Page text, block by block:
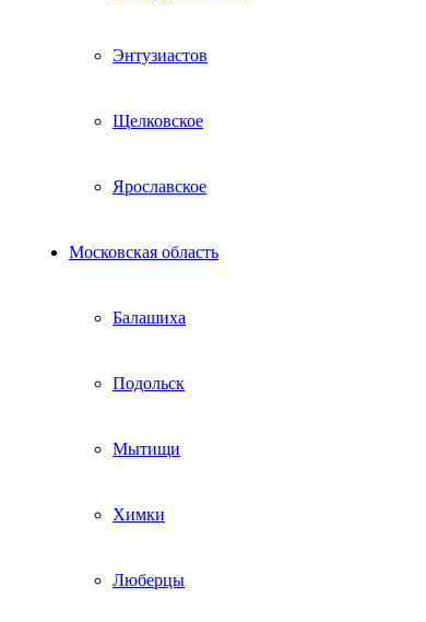
Энтузиастов
Щелковское
Ярославское
Московская область
Балашиха
Подольск
Мытищи
Химки
Люберцы